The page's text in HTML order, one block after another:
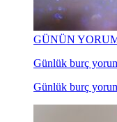
GÜNÜN
Günlük burç
Günlük burç